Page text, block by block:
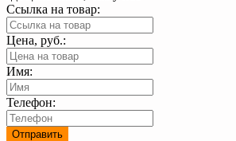
Ссылка на товар:
Цена, руб.:
Имя:
Телефон: